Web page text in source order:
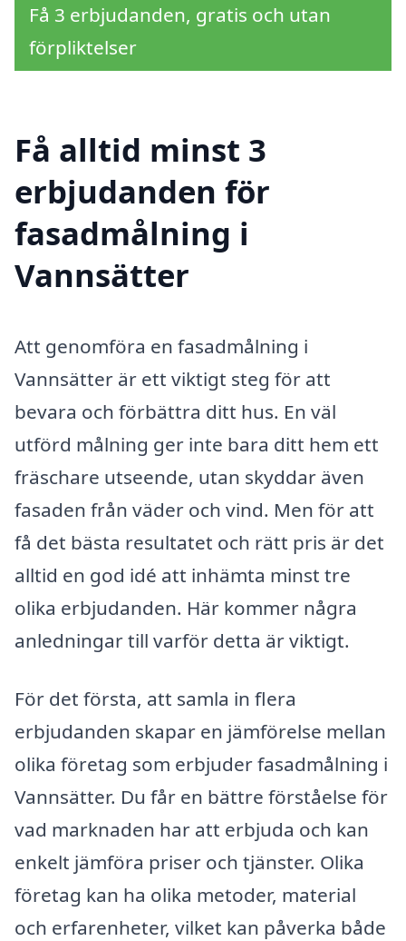
Få 3 erbjudanden, gratis och utan
förpliktelser
Få alltid minst 3
erbjudanden för
fasadmålning i
Vannsätter
Att genomföra en fasadmålning i
Vannsätter är ett viktigt steg för att
bevara och förbättra ditt hus. En väl
utförd målning ger inte bara ditt hem ett
fräschare utseende, utan skyddar även
fasaden från väder och vind. Men för att
få det bästa resultatet och rätt pris är det
alltid en god idé att inhämta minst tre
olika erbjudanden. Här kommer några
anledningar till varför detta är viktigt.
För det första, att samla in flera
erbjudanden skapar en jämförelse mellan
olika företag som erbjuder fasadmålning i
Vannsätter. Du får en bättre förståelse för
vad marknaden har att erbjuda och kan
enkelt jämföra priser och tjänster. Olika
företag kan ha olika metoder, material
och erfarenheter, vilket kan påverka både